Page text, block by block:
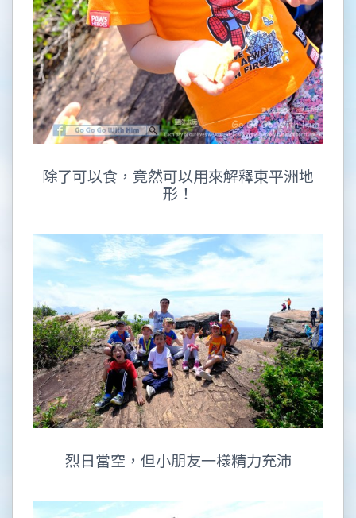
除了可以食，竟然可以用來解釋東平洲地
形！
烈日當空，但小朋友一樣精力充沛